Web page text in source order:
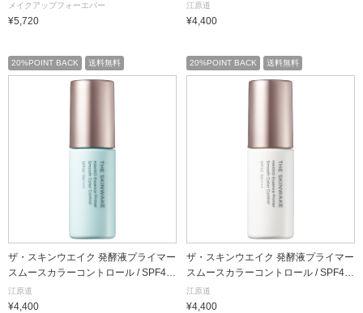
メイクアップフォーエバー
¥5,720
PA++++ / 藤(パープル) / 25mL(約3ヶ月
分)
江原道
¥4,400
20%POINT BACK 送料無料
ザ・スキンウエイク 発酵液プライマー
スムースカラーコントロール / SPF42 /
PA++++ / 翡翠(ミント) / 25mL(約3ヶ月
分)
江原道
¥4,400
20%POINT BACK 送料無料
ザ・スキンウエイク 発酵液プライマー
スムースカラーコントロール / SPF42 /
PA++++ / 真珠(パールホワイト) / 25mL
(約3ヶ月分)
江原道
¥4,400